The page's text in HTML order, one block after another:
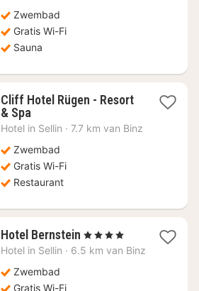
€
143,92
Zwembad
Gratis Wi-Fi
Sauna
Cliff Hotel Rügen - Resort
& Spa1
nacht
€
126,72
Hotel in Sellin · 7.7 km van Binz
Zwembad
Gratis Wi-Fi
Restaurant
Hotel Bernstein 1
nacht
, 4 Sterren
Hotel in Sellin · 6.5 km van Binz
Zwembad
Gratis Wi-Fi